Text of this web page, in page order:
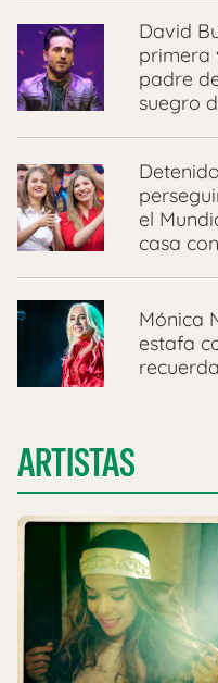
David
primera
padre
suegro
el
casa
Mónica
estafa
ARTISTAS